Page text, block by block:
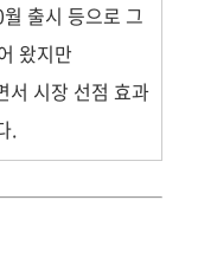
출시 등으로 그
왔지만
서 시장 선점 효과
.